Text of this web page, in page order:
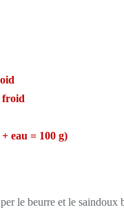
froid
eau = 100 g)
le beurre et le saindoux